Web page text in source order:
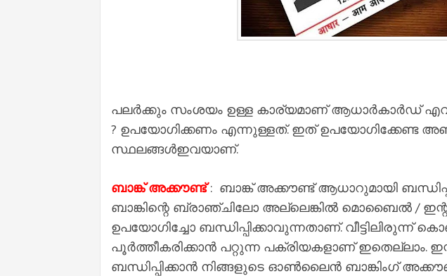
പലർക്കും സംശയം ഉള്ള കാര്യമാണ് ആധാർകാർഡ്
? ഉപയോഗിക്കണം എന്നുള്ളത്. ഇത് ഉപയോഗിക്കേണ്ട
സ്ഥലങ്ങൾഇവയാണ്.
ബാങ്ക് അക്കൗണ്ട്: ബാങ്ക് അക്കൗണ്ട് ആധാറുമായി
ബാങ്കിന്റെ ബ്രാഞ്ചിലോ അല്ലെങ്കിൽ മൊബൈൽ /
ഉപയോഗിച്ചോ ബന്ധിപ്പിക്കാവുന്നതാണ്. വീട്ടിലിരുന്ന്
പൂർത്തീകരിക്കാൻ പറ്റുന്ന പക്രിയകളാണ് ഇതെല്ലാം.
ബന്ധിപ്പിക്കാൻ നിങ്ങളുടെ ഓൺലൈൻ ബാങ്കിംഗ്